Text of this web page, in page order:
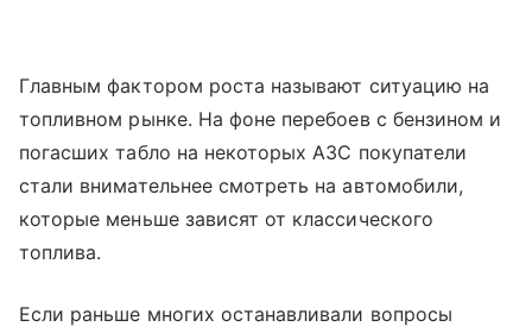
Главным фактором роста называют ситуацию на
топливном рынке. На фоне перебоев с бензином и
погасших табло на некоторых АЗС покупатели
стали внимательнее смотреть на автомобили,
которые меньше зависят от классического
топлива.
Если раньше многих останавливали вопросы